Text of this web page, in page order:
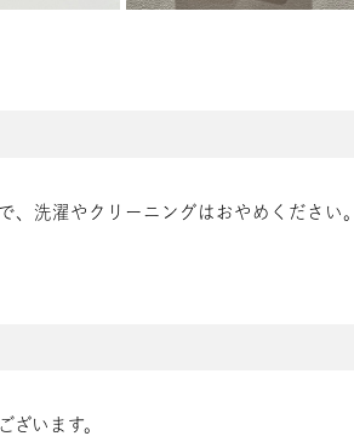
洗濯やクリーニングはおやめください。
います。